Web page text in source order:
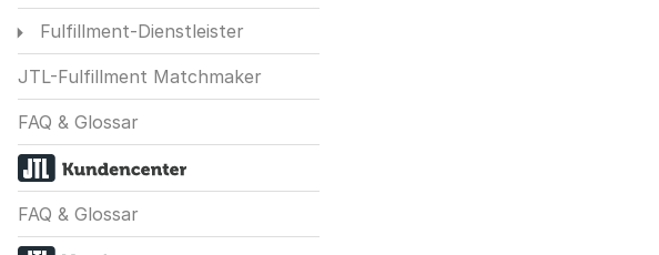
Fulfillment-Dienstleister
JTL-Fulfillment Matchmaker
FAQ & Glossar
FAQ & Glossar